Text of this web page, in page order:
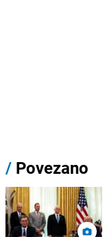
/ Povezano